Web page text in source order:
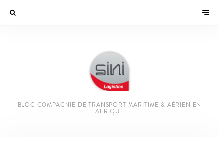
BLOG COMPAGNIE DE TRANSPORT MARITIME & AÉRIEN EN
AFRIQUE